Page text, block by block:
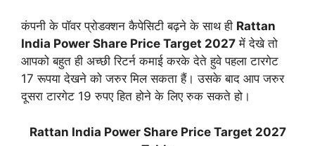
कंपनी के पॉवर प्रोडक्शन कैपेसिटी बढ़ने के साथ ही Rattan
India Power Share Price Target 2027 में देखे तो
आपको बहुत ही अच्छी रिटर्न कमाई करके देते हुवे पहला टारगेट
17 रूपया देखने को जरुर मिल सकता हैं। उसके बाद आप जरुर
दूसरा टारगेट 19 रुपए हित होने के लिए रुक सकते हो।
Rattan India Power Share Price Target 2027